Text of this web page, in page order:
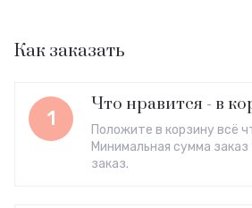
Как заказать
1
Что нравится - в
Положите в корзину всё
Минимальная сумма
заказ.